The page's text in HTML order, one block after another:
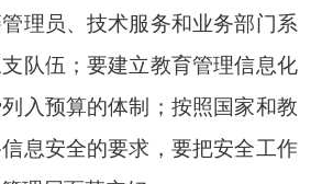
理员、技术服务和业务部门系
队伍；要建立教育管理信息化
入预算的体制；按照国家和教
息安全的要求，要把安全工作